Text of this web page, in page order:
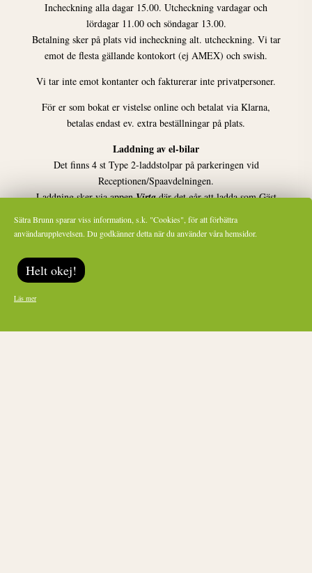
Incheckning alla dagar 15.00. Utcheckning vardagar och
lördagar 11.00 och söndagar 13.00.
Betalning sker på plats vid incheckning alt. utcheckning. Vi tar
emot de flesta gällande kontokort (ej AMEX) och swish.
Vi tar inte emot kontanter och fakturerar inte privatpersoner.
För er som bokat er vistelse online och betalat via Klarna,
betalas endast ev. extra beställningar på plats.
Laddning av el-bilar
Det finns 4 st Type 2-laddstolpar på parkeringen vid
Receptionen/Spaavdelningen.
Laddning sker via appenVirtadär det går att ladda som Gäst
utan inloggning.
Prenumerera på vårt nyhetsbrev
Sätra Brunn sparar viss information, s.k. "Cookies", för att förbättra
användarupplevelsen. Du godkänner detta när du använder våra hemsidor.
Helt okej!
Läs mer